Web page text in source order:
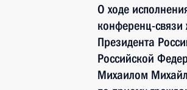
О ходе
конференц-связи
Президента
Российской
Михаилом